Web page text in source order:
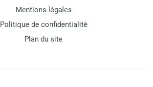
Mentions légales
Politique de confidentialité
Plan du site